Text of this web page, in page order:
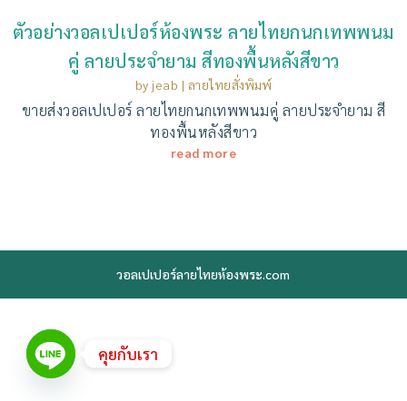
ตัวอย่างวอลเปเปอร์ห้องพระ ลายไทยกนกเทพพนม
คู่ ลายประจำยาม สีทองพื้นหลังสีขาว
by jeab | ลายไทยสั่งพิมพ์
ขายส่งวอลเปเปอร์ ลายไทยกนกเทพพนมคู่ ลายประจำยาม สี
ทองพื้นหลังสีขาว
read more
วอลเปเปอร์ลายไทยห้องพระ.com
คุยกับเรา